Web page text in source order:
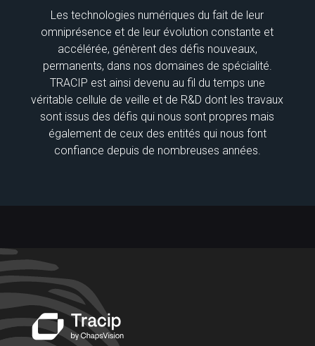
Les technologies numériques du fait de leur
omniprésence et de leur évolution constante et
accélérée, génèrent des défis nouveaux,
permanents, dans nos domaines de spécialité.
TRACIP est ainsi devenu au fil du temps une
véritable cellule de veille et de R&D dont les travaux
sont issus des défis qui nous sont propres mais
également de ceux des entités qui nous font
confiance depuis de nombreuses années.